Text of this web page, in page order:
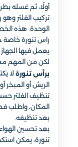
أولًا، ثم غسله
تركيب الفلتر
الوحدة. هذه
راس تنورة خاصة
يعمل فيها
لكن من المهم
برأس تنورة لا
الريش أو المبخر
تنظيف الفلتر
المكان، واطلب
بعد تنظيفه.
بعد تحسين
تنورة، يمكن